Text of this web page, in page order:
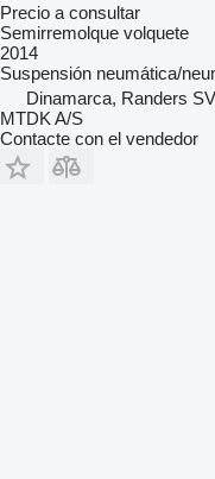
Precio a consultar
Semirremolque volquete
2014
Suspensión neumática/
Dinamarca, Randers SV
MTDK A/S
Contacte con el vendedor